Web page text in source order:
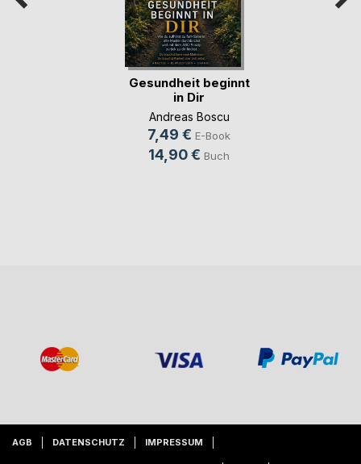
Gesundheit beginnt
in Dir
Andreas Boscu
7,49 € E-Book
14,90 € Buch
AGB DATENSCHUTZ IMPRESSUM